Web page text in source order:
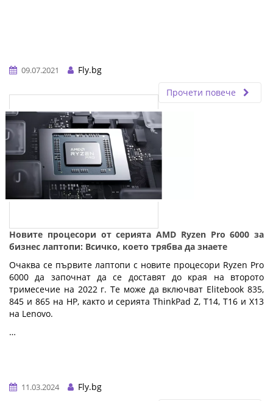
09.07.2021
Fly.bg
Прочети повече
Новите процесори от серията AMD Ryzen Pro 6000 за
бизнес лаптопи: Всичко, което трябва да знаете
Очаква се първите лаптопи с новите процесори Ryzen Pro
6000 да започнат да се доставят до края на второто
тримесечие на 2022 г. Те може да включват Elitebook 835,
845 и 865 на HP, както и серията ThinkPad Z, T14, T16 и X13
на Lenovo.
…
11.03.2024
Fly.bg